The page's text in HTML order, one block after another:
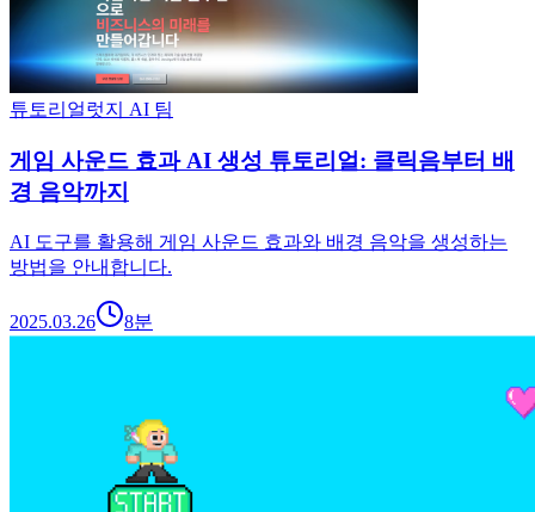
튜토리얼럿지 AI 팀
게임 사운드 효과 AI 생성 튜토리얼: 클릭음부터 배
경 음악까지
AI 도구를 활용해 게임 사운드 효과와 배경 음악을 생성하는
방법을 안내합니다.
2025.03.26 8분